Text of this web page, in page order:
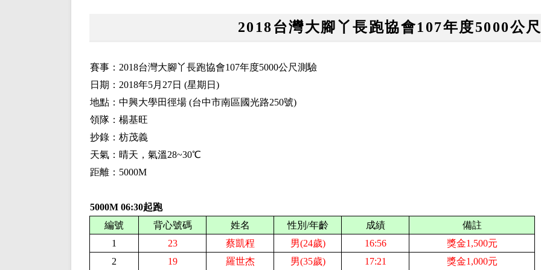
2018台灣大腳丫長跑協會107年度5000公
賽事：2018台灣大腳丫長跑協會107年度5000公尺測驗
日期：2018年5月 27日 (星期日 )
地點：中興大學田徑場 (台中市南區國光路250號)
領隊：楊基旺
抄錄：枋茂義
天氣：晴天，氣溫28~30℃
距離：5000M
5000M 06:30起跑
編號
背心號碼 姓名 性別/年齡 成績
備註
1
23 蔡凱程 男(24歲) 16:56
獎金1,500元
2
19 羅世杰 男(35歲) 17:21 獎金1,000元